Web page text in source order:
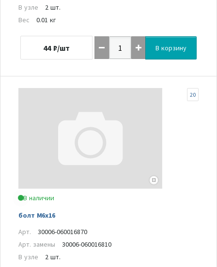
В узле
2 шт.
Вес
0.01 кг
44 ₽/шт В корзину
В наличии
болт M6x16
20
Арт.
30006-060016870
Арт. замены
30006-060016810
В узле
2 шт.